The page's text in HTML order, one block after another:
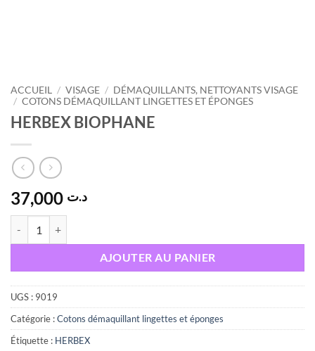
ACCUEIL / VISAGE / DÉMAQUILLANTS, NETTOYANTS VISAGE
/ COTONS DÉMAQUILLANT LINGETTES ET ÉPONGES
HERBEX BIOPHANE
د.ت
AJOUTER AU PANIER
UGS : 9019
Catégorie :Cotons démaquillant lingettes et éponges
Étiquette : HERBEX